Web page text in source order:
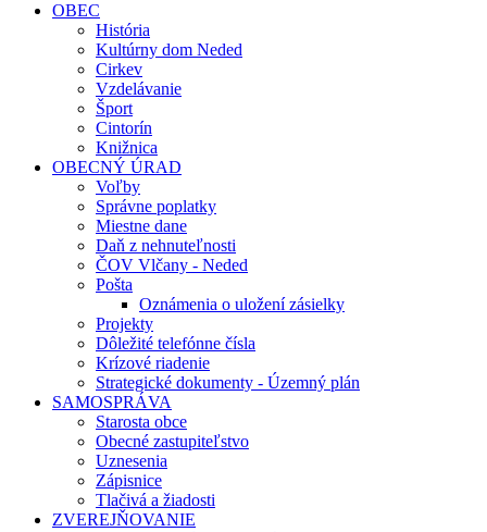
OBEC
História
Kultúrny dom Neded
Cirkev
Vzdelávanie
Šport
Cintorín
Knižnica
OBECNÝ ÚRAD
Voľby
Správne poplatky
Miestne dane
Daň z nehnuteľnosti
ČOV Vlčany - Neded
Pošta
Oznámenia o uložení zásielky
Projekty
Dôležité telefónne čísla
Krízové riadenie
Strategické dokumenty - Územný plán
SAMOSPRÁVA
Starosta obce
Obecné zastupiteľstvo
Uznesenia
Zápisnice
Tlačivá a žiadosti
ZVEREJŇOVANIE